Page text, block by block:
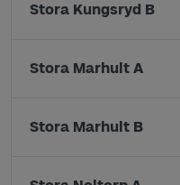
Stora Kungsryd B
Stora Marhult A
Stora Marhult B